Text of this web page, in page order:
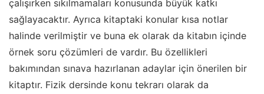
çalışırken sıkılmamaları konusunda büyük katkı
sağlayacaktır. Ayrıca kitaptaki konular kısa notlar
halinde verilmiştir ve buna ek olarak da kitabın içinde
örnek soru çözümleri de vardır. Bu özellikleri
bakımından sınava hazırlanan adaylar için önerilen bir
kitaptır. Fizik dersinde konu tekrarı olarak da